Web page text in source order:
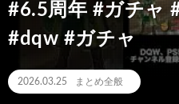
#6.5周年 #ガチャ
#dqw #ガチャ
2026.03.25 まとめ全般